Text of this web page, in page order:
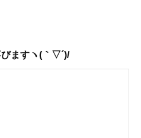
ますヽ(｀▽´)/